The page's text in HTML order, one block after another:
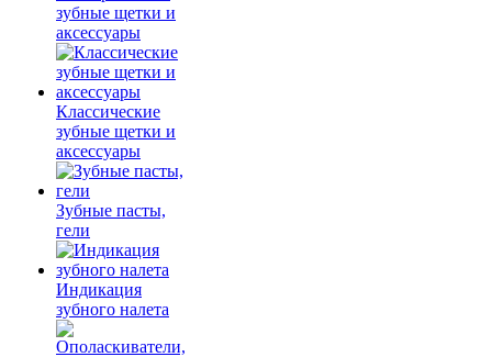
зубные щетки и
аксессуары
Классические
зубные щетки и
аксессуары
Зубные пасты,
гели
Индикация
зубного налета